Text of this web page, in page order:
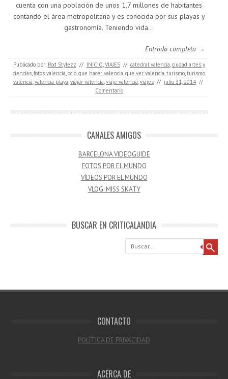
cuenta con una población de unos 1,7 millones de habitantes
contando el área metropolitana y es conocida por sus playas y
gastronomía. Teniendo vida…
Entrada completa →
Publicado por: Rod Stylezz // INICIO,VIAJES // catedral valencia,ciudad artes y
ciencias,fotos valencia,ocio,que hacer valencia,que ver valencia,turismo,turismo
valencia,valencia playa,viajar valencia,viaje valencia,viajes // julio 31, 2014 //
Comentario
CANALES AMIGOS
BARCELONA VIDEOGUIDE
FOTOS POR EL MUNDO
VÍDEOS POR EL MUNDO
VLOG: MISS SKATY
BUSCAR EN CRITICALANDIA
Buscar
CONTACTO
POLÍTICA DE PRIVACIDAD
ACERCA DE